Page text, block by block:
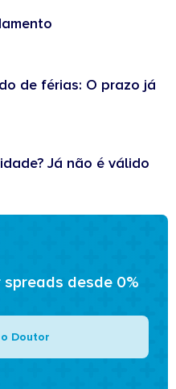
de férias: O prazo já
Já não é válido
desde 0%
Doutor